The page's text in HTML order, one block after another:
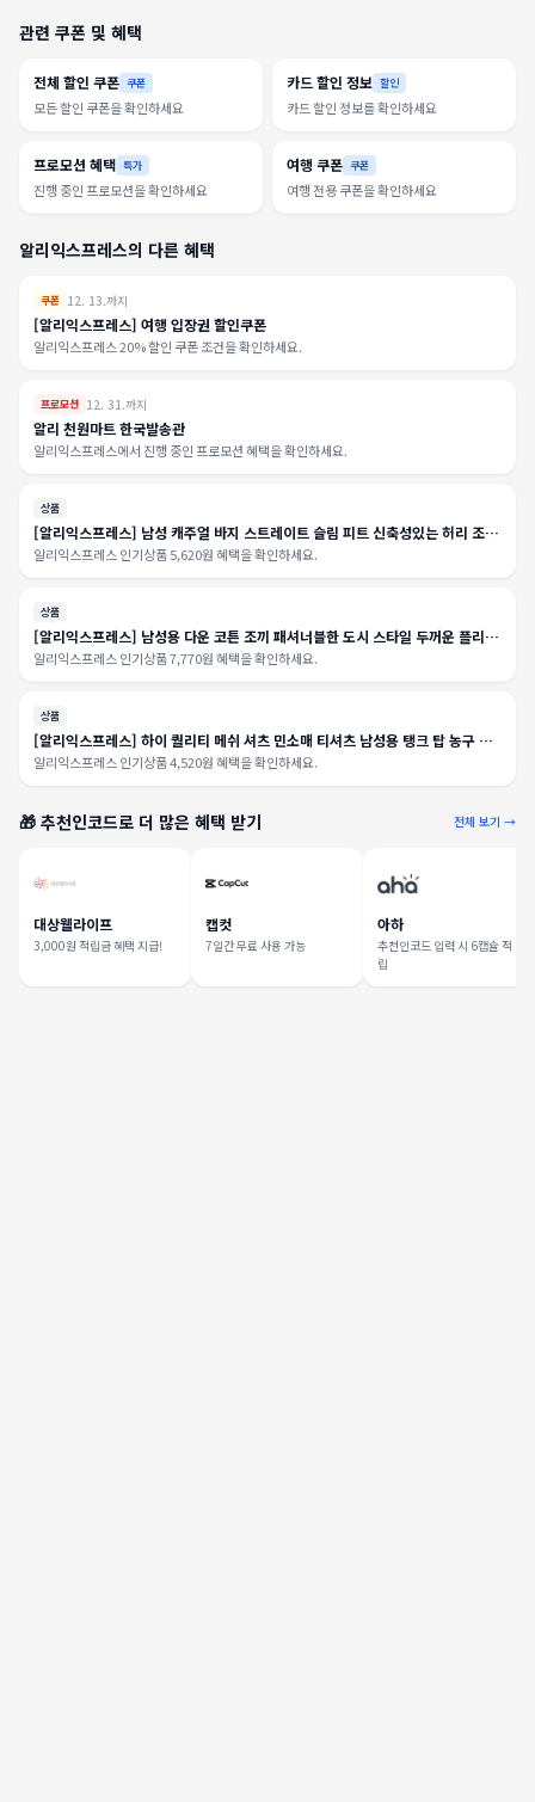
관련 쿠폰 및 혜택
전체 할인 쿠폰 쿠폰
모든 할인 쿠폰을 확인하세요
카드 할인 정보 할인
카드 할인 정보를 확인하세요
프로모션 혜택 특가
진행 중인 프로모션을 확인하세요
여행 쿠폰 쿠폰
여행 전용 쿠폰을 확인하세요
알리익스프레스의 다른 혜택
쿠폰 12. 13.까지
[알리익스프레스] 여행 입장권 할인쿠폰
알리익스프레스 20% 할인 쿠폰 조건을 확인하세요.
프로모션 12. 31.까지
알리 천원마트 한국발송관
알리익스프레스에서 진행 중인 프로모션 혜택을 확인하세요.
상품
[알리익스프레스] 남성 캐주얼 바지 스트레이트 슬림 피트 신축성있는 허리 조깅
한국 클래식 블루 블랙 그레이 남성 브랜드 바지 플러스 사이즈
알리익스프레스 인기상품 5,620원 혜택을 확인하세요.
상품
[알리익스프레스] 남성용 다운 코튼 조끼 패셔너블한 도시 스타일 두꺼운 플리스
안감 작업복 지퍼 장식 청년 캐주얼 겨울 코트
알리익스프레스 인기상품 7,770원 혜택을 확인하세요.
상품
[알리익스프레스] 하이 퀄리티 메쉬 셔츠 민소매 티셔츠 남성용 탱크 탑 농구 러
닝 피트니스 스포츠 조끼, 최신 여름 체육관 조끼, 2024
알리익스프레스 인기상품 4,520원 혜택을 확인하세요.
🎁 추천인코드로 더 많은 혜택 받기 전체 보기 →
대상웰라이프
3,000원 적립금 혜택 지급!
캡컷
7일간 무료 사용 가능
아하
추천인코드 입력 시 6캡슐 적
립